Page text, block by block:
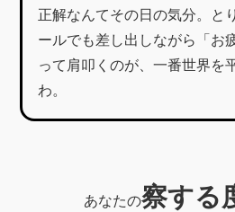
正解なんてその日の気分。と
ールでも差し出しながら「お
って肩叩くのが、一番世界を
わ。
あなたの察する